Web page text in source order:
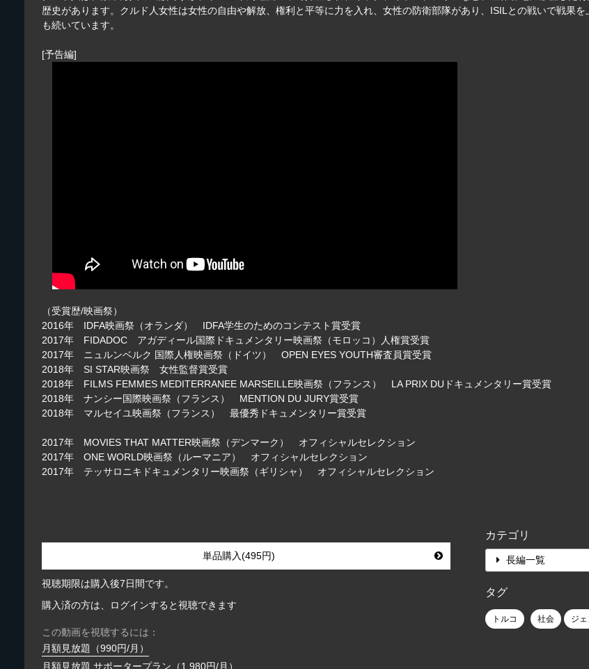
歴史があります。クルド人女性は女性の自由や解放、権利と平等に力を入れ、女性の防衛部隊があり、ISILとの戦いで戦果
も続いています。
[予告編]
（受賞歴/映画祭）
2016年 IDFA映画祭（オランダ） IDFA学生のためのコンテスト賞受賞
2017年 FIDADOC アガディール国際ドキュメンタリー映画祭（モロッコ）人権賞受賞
2017年 ニュルンベルク 国際人権映画祭（ドイツ） OPEN EYES YOUTH審査員賞受賞
2018年 SI STAR映画祭 女性監督賞受賞
2018年 FILMS FEMMES MEDITERRANEE MARSEILLE映画祭（フランス） LA PRIX DUドキュメンタリー賞受賞
2018年 ナンシー国際映画祭（フランス） MENTION DU JURY賞受賞
2018年 マルセイユ映画祭（フランス） 最優秀ドキュメンタリー賞受賞
2017年 MOVIES THAT MATTER映画祭（デンマーク） オフィシャルセレクション
2017年 ONE WORLD映画祭（ルーマニア） オフィシャルセレクション
2017年 テッサロニキドキュメンタリー映画祭（ギリシャ） オフィシャルセレクション
単品購入(495円)
視聴期限は購入後7日間です。
購入済の方は、ログインすると視聴できます
この動画を視聴するには：
月額見放題（990円/月）
月額見放題 サポータープラン（1,980円/月）
カテゴリ
長編一覧
タグ
トルコ 社会 ジ